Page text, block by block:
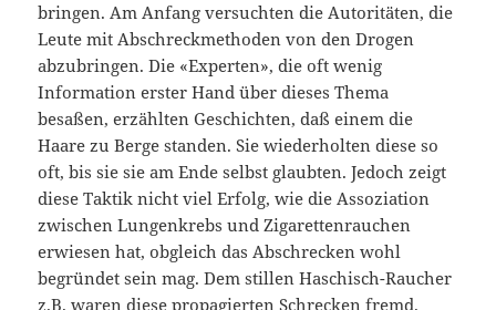
bringen. Am Anfang versuchten die Autoritäten, die
Leute mit Abschreckmethoden von den Drogen
abzubringen. Die «Experten», die oft wenig
Information erster Hand über dieses Thema
besaßen, erzählten Geschichten, daß einem die
Haare zu Berge standen. Sie wiederholten diese so
oft, bis sie sie am Ende selbst glaubten. Jedoch zeigt
diese Taktik nicht viel Erfolg, wie die Assoziation
zwischen Lungenkrebs und Zigarettenrauchen
erwiesen hat, obgleich das Abschrecken wohl
begründet sein mag. Dem stillen Haschisch-Raucher
z.B. waren diese propagierten Schrecken fremd.